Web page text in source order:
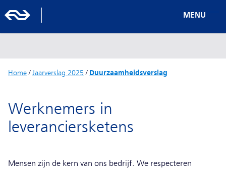
MENU
Home/ Jaarverslag 2025 / Duurzaamheidsverslag
Werknemers in
leveranciersketens
Mensen zijn de kern van ons bedrijf. We respecteren